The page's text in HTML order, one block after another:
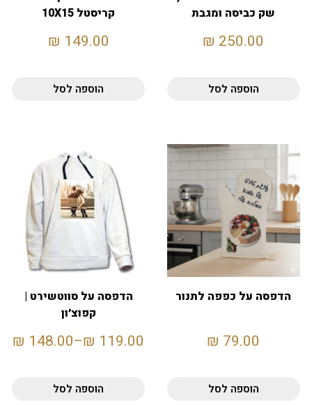
שק כביסה ומגבת
250.00
₪
הוספה לסל
קריסטל 10X15
149.00
₪
הוספה לסל
הדפסה על כפפה לתנור
79.00
₪
הוספה לסל
הדפסה על סווטשירט |
קפוצ׳ון
119.00
₪
–
148.00
₪
הוספה לסל